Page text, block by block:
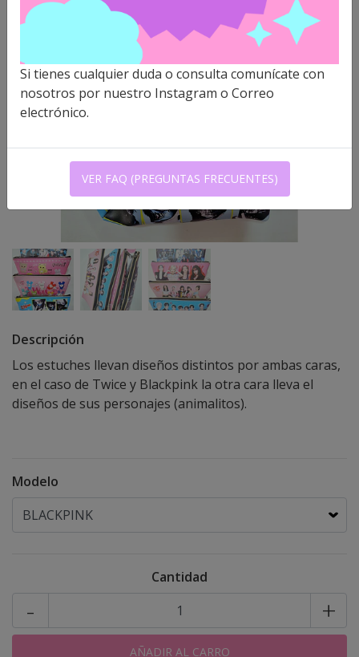
Descripción
Los estuches llevan diseños distintos por ambas caras,
en el caso de Twice y Blackpink la otra cara lleva el
diseños de sus personajes (animalitos).
Modelo
Cantidad
+
-
Si tienes cualquier duda o consulta comunícate con
nosotros por nuestro Instagram o Correo
electrónico.
VER FAQ (PREGUNTAS FRECUENTES)